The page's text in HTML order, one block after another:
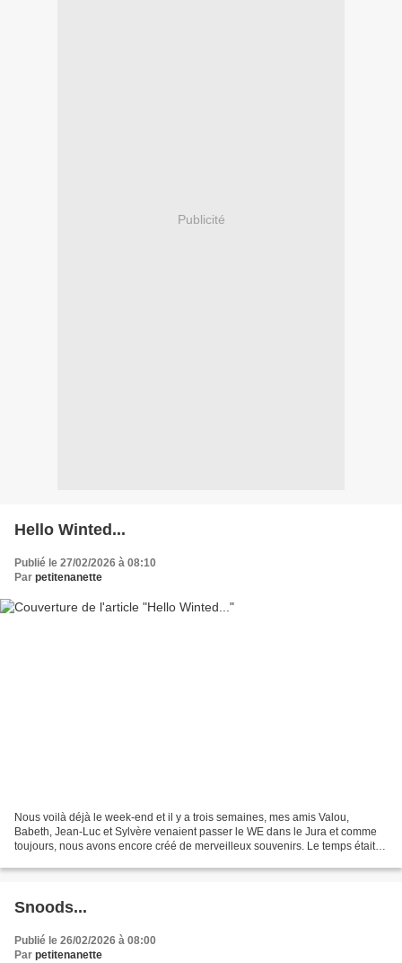
Publicité
Hello Winted...
Publié le 27/02/2026 à 08:10
Par petitenanette
Nous voilà déjà le week-end et il y a trois semaines, mes amis Valou,
Babeth, Jean-Luc et Sylvère venaient passer le WE dans le Jura et comme
toujours, nous avons encore créé de merveilleux souvenirs. Le temps était
Snoods...
Publié le 26/02/2026 à 08:00
Par petitenanette